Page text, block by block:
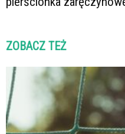
ZOBACZ TEŻ